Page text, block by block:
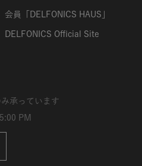
会員「DELFONICS HAUS」
DELFONICS Official Site
承っています
PM